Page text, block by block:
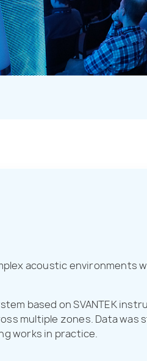
acoustic environments
based on SVANTEK
multiple zones. Data was
works in practice.